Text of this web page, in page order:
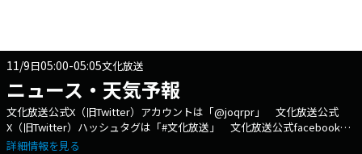
11/9日05:00-05:05文化放送
ニュース・天気予報
文化放送公式X（旧Twitter）アカウントは「@joqrpr」 文化放送公式
X（旧Twitter）ハッシュタグは「#文化放送」 文化放送公式facebookペ
ージは 「https://www.facebook.com/1134joqr」 文化放送公式LINEは
詳細情報を見る